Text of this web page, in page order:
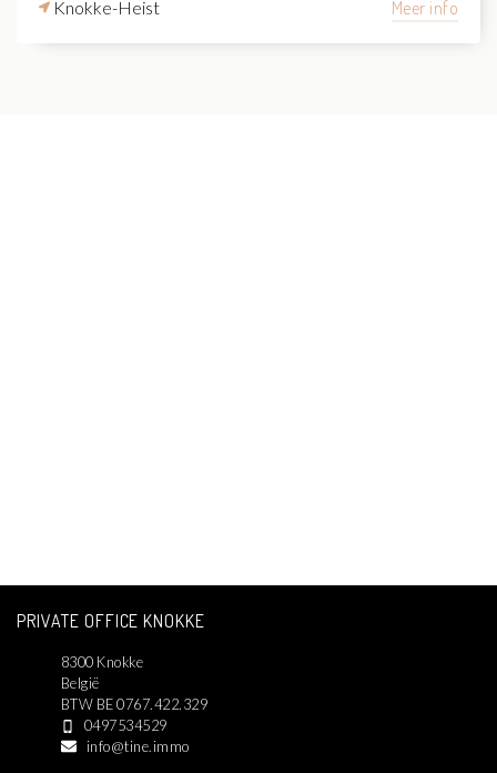
Knokke-Heist Meer info
PRIVATE OFFICE KNOKKE
8300 Knokke
België
BTW BE 0767.422.329
0497534529
info@tine.immo